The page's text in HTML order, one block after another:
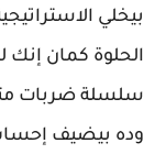
بيخلي
الحلوة كمان إنك
سلسلة ضربات
وده بيضيف